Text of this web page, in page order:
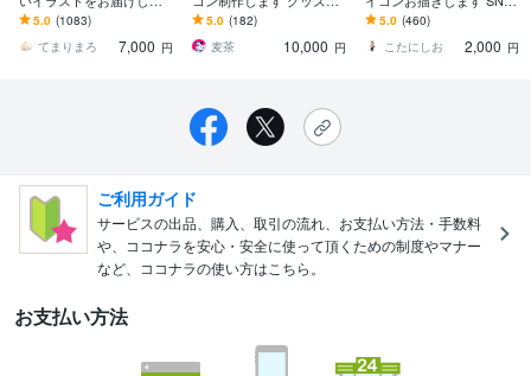
す X、YouTube、グッズな
ど様々な用途で使用可能
です◎
5.0 (1083)
てまりまろ
7,000 円
作用イラストやキャラク
ターデザインもお任せく
ださい！
5.0 (182)
麦茶
10,000 円
で好印象♪ 親しみやすい
似顔絵アイコンお描きし
ます◎
5.0 (460)
こたにしお
2,000 円
ご利用ガイド
サービスの出品、購入、取引の流れ、お支払い方法・手数料
や、ココナラを安心・安全に使って頂くための制度やマナー
など、ココナラの使い方はこちら。
お支払い方法